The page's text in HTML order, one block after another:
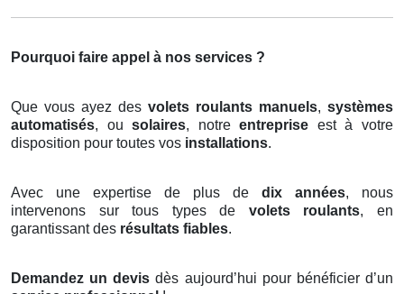
Pourquoi faire appel à nos services ?
Que vous ayez des volets roulants manuels, systèmes
automatisés, ousolaires, notreentreprise est à votre
disposition pour toutes vos installations.
Avec une expertise de plus de dix années, nous
intervenons sur tous types de volets roulants, en
garantissant des résultats fiables.
Demandez un devis dès aujourd’hui pour bénéficier d’un